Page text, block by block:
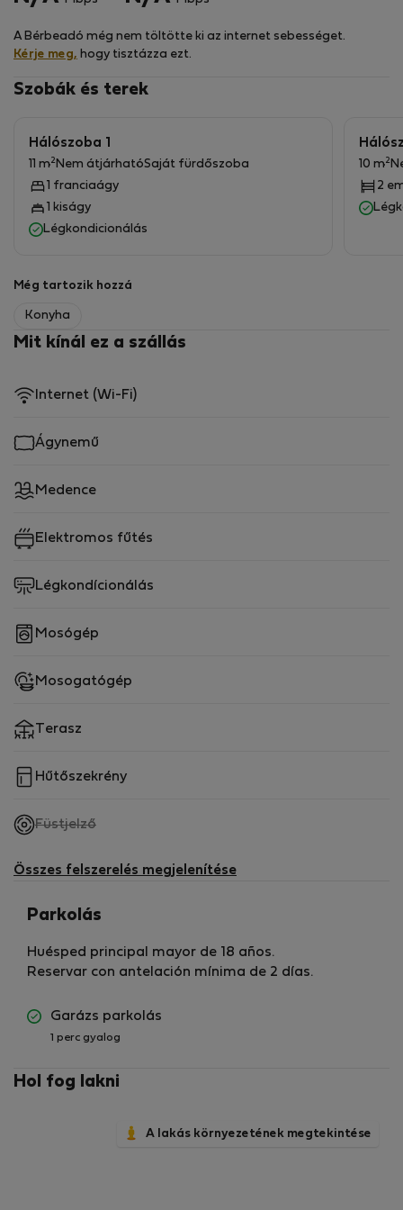
A Bérbeadó még nem töltötte ki az internet sebességet.
Kérje meg, hogy tisztázza ezt.
Szobák és terek
Hálószoba 1
11 m2 Nem átjárhatóSaját fürdőszoba
1 franciaágy
1 kiságy
Légkondicionálás
10 m2
2
Még tartozik hozzá
Konyha
Mit kínál ez a szállás
Internet (Wi-Fi)
Ágynemű
Medence
Elektromos fűtés
Légkondícionálás
Mosógép
Mosogatógép
Terasz
Hűtőszekrény
Füstjelző,
elérhető
Összes felszerelés megjelenítése
Parkolás
Huésped principal mayor de 18 años.
Reservar con antelación mínima de 2 días.
Garázs parkolás
1 perc gyalog
Hol fog lakni
A lakás környezetének megtekintése